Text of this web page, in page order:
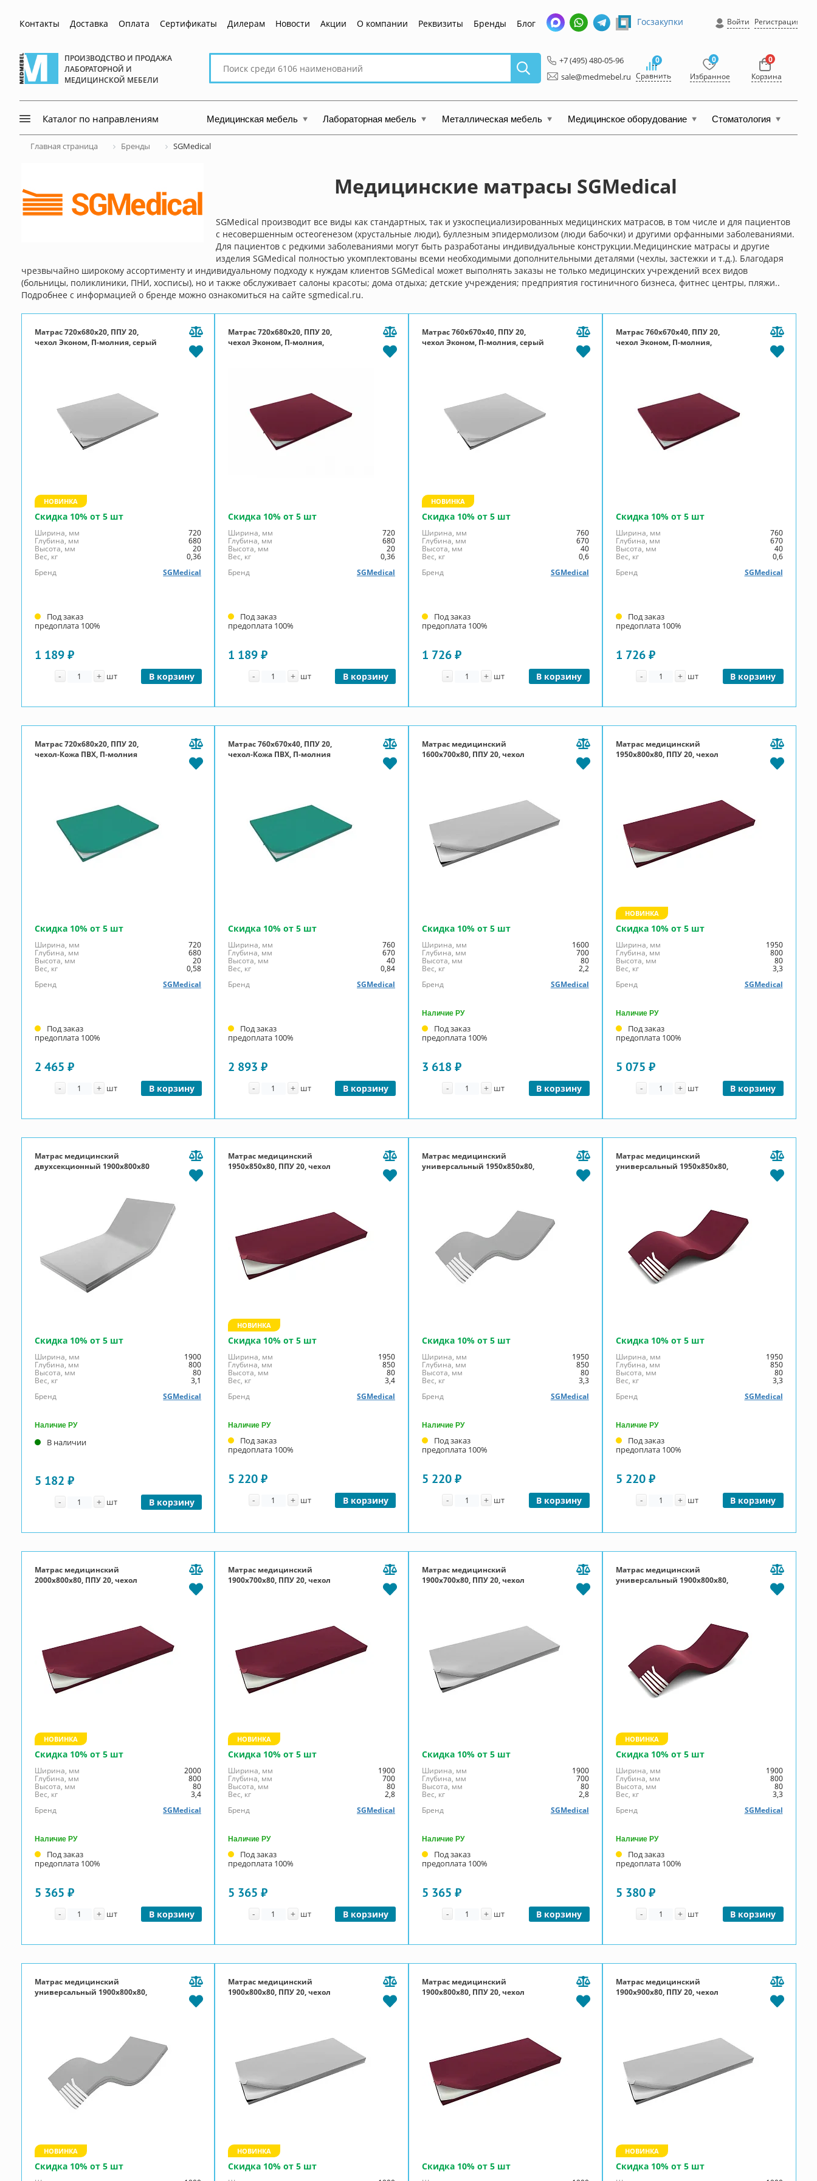
Контакты Доставка Оплата Сертификаты Дилерам Новости Акции О компании Реквизиты Бренды Блог
ПРОИЗВОДСТВО И ПРОДАЖА
ЛАБОРАТОРНОЙ И
МЕДИЦИНСКОЙ МЕБЕЛИ
Поиск
сайту
Госзакупки Войти Регистрация
+7 (495) 480-05-96
sale@medmebel.ru
0
Сравнить
0
Избранное
0
Корзина
Каталог по направлениям Медицинская мебель Лабораторная мебель Металлическая мебель Медицинское оборудование Стоматология
Главная страница Бренды SGMedical
Медицинские матрасы SGMedical
SGMedical производит все виды как стандартных, так и узкоспециализированных медицинских матрасов, в том числе и для пациентов
с несовершенным остеогенезом (хрустальные люди), буллезным эпидермолизом (люди бабочки) и другими орфанными заболеваниями.
Для пациентов с редкими заболеваниями могут быть разработаны индивидуальные конструкции.Медицинские матрасы и другие
изделия SGMedical полностью укомплектованы всеми необходимыми дополнительными деталями (чехлы, застежки и т.д.). Благодаря
чрезвычайно широкому ассортименту и индивидуальному подходу к нуждам клиентов SGMedical может выполнять заказы не только медицинских учреждений всех видов
(больницы, поликлиники, ПНИ, хосписы), но и также обслуживает салоны красоты; дома отдыха; детские учреждения; предприятия гостиничного бизнеса, фитнес центры, пляжи..
Подробнее с информацией о бренде можно ознакомиться на сайте sgmedical.ru.
Матрас 720x680x20, ППУ 20,
чехол Эконом, П-молния, серый
НОВИНКА
Скидка 10% от 5 шт
Ширина, мм 720
Глубина, мм 680
Высота, мм 20
Вес, кг
0,36
Бренд
SGMedical
Под заказ
предоплата 100%
1 189 ₽
- Количество
+ шт В корзину
Матрас 720x680x20, ППУ 20,
чехол Эконом, П-молния,
Скидка 10% от 5 шт
Ширина, мм 720
Глубина, мм 680
Высота, мм 20
Вес, кг
0,36
Бренд
SGMedical
Под заказ
предоплата 100%
1 189 ₽
- Количество
+ шт В корзину
Матрас 760x670x40, ППУ 20,
чехол Эконом, П-молния, серый
НОВИНКА
Скидка 10% от 5 шт
Ширина, мм 760
Глубина, мм 670
Высота, мм 40
Вес, кг
0,6
Бренд
SGMedical
Под заказ
предоплата 100%
1 726 ₽
- Количество
+ шт В корзину
Матрас 760x670x40, ППУ 20,
чехол Эконом, П-молния,
Скидка 10% от 5 шт
Ширина, мм 760
Глубина, мм 670
Высота, мм 40
Вес, кг
0,6
Бренд
SGMedical
Под заказ
предоплата 100%
1 726 ₽
- Количество
+ шт В корзину
Матрас 720x680x20, ППУ 20,
чехол-Кожа ПВХ, П-молния
Скидка 10% от 5 шт
Ширина, мм 720
Глубина, мм 680
Высота, мм 20
Вес, кг
0,58
Бренд
SGMedical
Под заказ
предоплата 100%
2 465 ₽
- Количество
+ шт В корзину
Матрас 760x670x40, ППУ 20,
чехол-Кожа ПВХ, П-молния
Скидка 10% от 5 шт
Ширина, мм 760
Глубина, мм 670
Высота, мм 40
Вес, кг
0,84
Бренд
SGMedical
Под заказ
предоплата 100%
2 893 ₽
- Количество
+ шт В корзину
Матрас медицинский
1600x700x80, ППУ 20, чехол
Скидка 10% от 5 шт
Ширина, мм 1600
Глубина, мм 700
Высота, мм 80
Вес, кг
2,2
Бренд
SGMedical
Наличие РУ
Под заказ
предоплата 100%
3 618 ₽
- Количество
+ шт В корзину
Матрас медицинский
1950x800x80, ППУ 20, чехол
НОВИНКА
Скидка 10% от 5 шт
Ширина, мм 1950
Глубина, мм 800
Высота, мм 80
Вес, кг
3,3
Бренд
SGMedical
Наличие РУ
Под заказ
предоплата 100%
5 075 ₽
- Количество
+ шт В корзину
Матрас медицинский
двухсекционный 1900x800x80
Скидка 10% от 5 шт
Ширина, мм 1900
Глубина, мм 800
Высота, мм 80
Вес, кг
3,1
Бренд
SGMedical
Наличие РУ
В наличии
5 182 ₽
- Количество
+ шт В корзину
Матрас медицинский
1950x850x80, ППУ 20, чехол
НОВИНКА
Скидка 10% от 5 шт
Ширина, мм 1950
Глубина, мм 850
Высота, мм 80
Вес, кг
3,4
Бренд
SGMedical
Наличие РУ
Под заказ
предоплата 100%
5 220 ₽
- Количество
+ шт В корзину
Матрас медицинский
универсальный 1950x850x80,
Скидка 10% от 5 шт
Ширина, мм 1950
Глубина, мм 850
Высота, мм 80
Вес, кг
3,3
Бренд
SGMedical
Наличие РУ
Под заказ
предоплата 100%
5 220 ₽
- Количество
+ шт В корзину
Матрас медицинский
универсальный 1950x850x80,
Скидка 10% от 5 шт
Ширина, мм 1950
Глубина, мм 850
Высота, мм 80
Вес, кг
3,3
Бренд
SGMedical
Наличие РУ
Под заказ
предоплата 100%
5 220 ₽
- Количество
+ шт В корзину
Матрас медицинский
2000x800x80, ППУ 20, чехол
НОВИНКА
Скидка 10% от 5 шт
Ширина, мм 2000
Глубина, мм 800
Высота, мм 80
Вес, кг
3,4
Бренд
SGMedical
Наличие РУ
Под заказ
предоплата 100%
5 365 ₽
- Количество
+ шт В корзину
Матрас медицинский
1900x700x80, ППУ 20, чехол
НОВИНКА
Скидка 10% от 5 шт
Ширина, мм 1900
Глубина, мм 700
Высота, мм 80
Вес, кг
2,8
Бренд
SGMedical
Наличие РУ
Под заказ
предоплата 100%
5 365 ₽
- Количество
+ шт В корзину
Матрас медицинский
1900x700x80, ППУ 20, чехол
Скидка 10% от 5 шт
Ширина, мм 1900
Глубина, мм 700
Высота, мм 80
Вес, кг
2,8
Бренд
SGMedical
Наличие РУ
Под заказ
предоплата 100%
5 365 ₽
- Количество
+ шт В корзину
Матрас медицинский
универсальный 1900x800x80,
НОВИНКА
Скидка 10% от 5 шт
Ширина, мм 1900
Глубина, мм 800
Высота, мм 80
Вес, кг
3,3
Бренд
SGMedical
Наличие РУ
Под заказ
предоплата 100%
5 380 ₽
- Количество
+ шт В корзину
Матрас медицинский
универсальный 1900x800x80,
НОВИНКА
Скидка 10% от 5 шт
Матрас медицинский
1900x800x80, ППУ 20, чехол
НОВИНКА
Скидка 10% от 5 шт
Матрас медицинский
1900x800x80, ППУ 20, чехол
Скидка 10% от 5 шт
Матрас медицинский
1900x900x80, ППУ 20, чехол
НОВИНКА
Скидка 10% от 5 шт